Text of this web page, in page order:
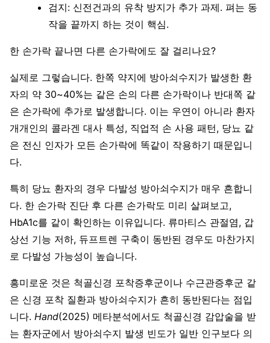
검지: 신전건과의 유착 방지가 추가 과제. 펴는 동
작을 끝까지 하는 것이 핵심.
한 손가락 끝나면 다른 손가락에도 잘 걸리나요?
실제로 그렇습니다. 한쪽 약지에 방아쇠수지가 발생한 환
자의 약 30~40%는 같은 손의 다른 손가락이나 반대쪽 같
은 손가락에 추가로 발생합니다. 이는 우연이 아니라 환자
개개인의 콜라겐 대사 특성, 직업적 손 사용 패턴, 당뇨 같
은 전신 인자가 모든 손가락에 똑같이 작용하기 때문입니
다.
특히 당뇨 환자의 경우 다발성 방아쇠수지가 매우 흔합니
다. 한 손가락 진단 후 다른 손가락도 미리 살펴보고,
HbA1c를 같이 확인하는 이유입니다. 류마티스 관절염, 갑
상선 기능 저하, 듀프트렌 구축이 동반된 경우도 마찬가지
로 다발성 가능성이 높습니다.
흥미로운 것은 척골신경 포착증후군이나 수근관증후군 같
은 신경 포착 질환과 방아쇠수지가 흔히 동반된다는 점입
니다. Hand(2025) 메타분석에서도 척골신경 감압술을 받
는 환자군에서 방아쇠수지 발생 빈도가 일반 인구보다 의